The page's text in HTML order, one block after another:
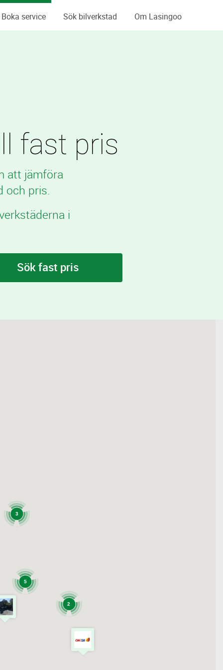
Boka service Sök bilverkstad Om Lasingoo
fast pris
att jämföra
och pris.
i
Sök fast pris
5
2
3